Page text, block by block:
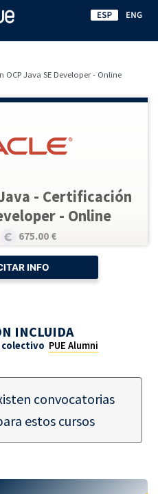
Java SE Developer - Online
- Certificación
- Online
675.00 €
INFO
INCLUIDA
colectivo PUE Alumni
convocatorias
estos cursos